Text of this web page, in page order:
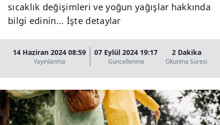
sıcaklık değişimleri ve yoğun yağışlar hakkında
bilgi edinin... İşte detaylar
14 Haziran 2024 08:59
Yayınlanma
07 Eylül 2024 19:17
Güncellenme
2 Dakika
Okunma Süresi